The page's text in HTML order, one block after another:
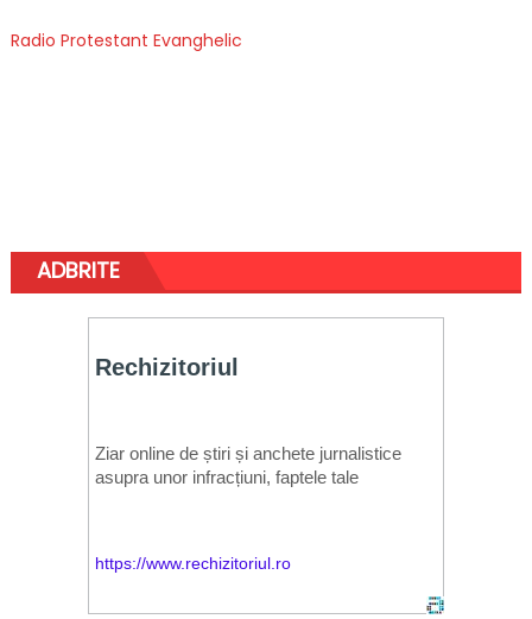
Radio Protestant Evanghelic
ADBRITE